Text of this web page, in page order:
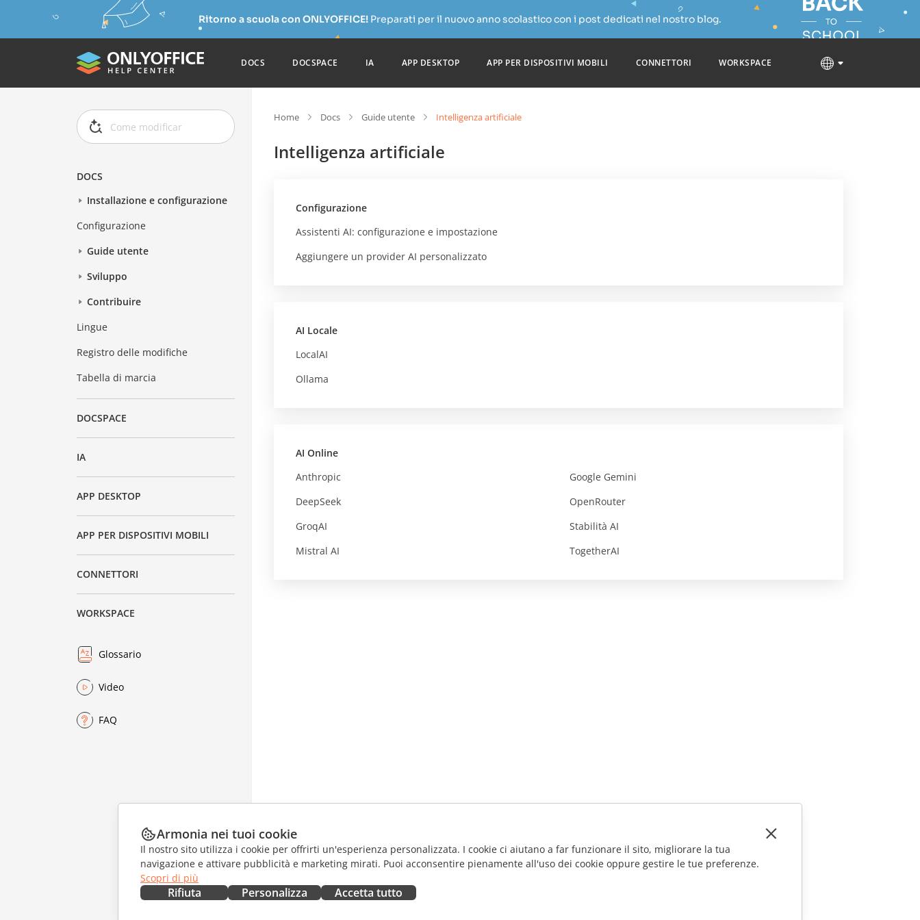
Ritorno a scuola con ONLYOFFICE! Preparati per il nuovo anno scolastico con i post dedicati nel nostro blog.
DOCS DOCSPACE IA APP DESKTOP APP PER DISPOSITIVI MOBILI CONNETTORI WORKSPACE
DOCS
Installazione e configurazione
Configurazione
Guide utente
Sviluppo
Contribuire
Lingue
Registro delle modifiche
Tabella di marcia
DOCSPACE
IA
APP DESKTOP
APP PER DISPOSITIVI MOBILI
CONNETTORI
WORKSPACE
Glossario
Video
FAQ
Home Docs Guide utente Intelligenza artificiale
Intelligenza artificiale
Configurazione
Assistenti AI: configurazione e impostazione
Aggiungere un provider AI personalizzato
AI Locale
LocalAI
Ollama
AI Online
Anthropic
DeepSeek
GroqAI
Mistral AI
Google Gemini
OpenRouter
Stabilità AI
TogetherAI
Armonia nei tuoi cookie
Il nostro sito utilizza i cookie per offrirti un'esperienza personalizzata. I cookie ci aiutano a far funzionare il sito, migliorare la tua
navigazione e attivare pubblicità e marketing mirati. Puoi acconsentire pienamente all'uso dei cookie oppure gestire le tue preferenze.
Scopri di più
Rifiuta Personalizza Accetta tutto